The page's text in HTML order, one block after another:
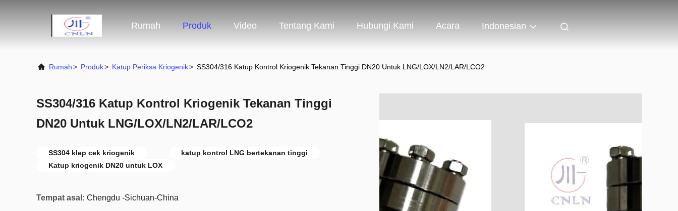
Rumah Produk Video Tentang Kami Hubungi Kami Acara Indonesian
Rumah> Produk> Katup Periksa Kriogenik> SS304/316 Katup Kontrol Kriogenik Tekanan Tinggi DN20 Untuk LNG/LOX/LN2/LAR/LCO2
SS304/316 Katup Kontrol Kriogenik Tekanan Tinggi
DN20 Untuk LNG/LOX/LN2/LAR/LCO2
SS304 klep cek kriogenik
katup kontrol LNG bertekanan tinggi
Katup kriogenik DN20 untuk LOX
Tempat asal: Chengdu -Sichuan-China